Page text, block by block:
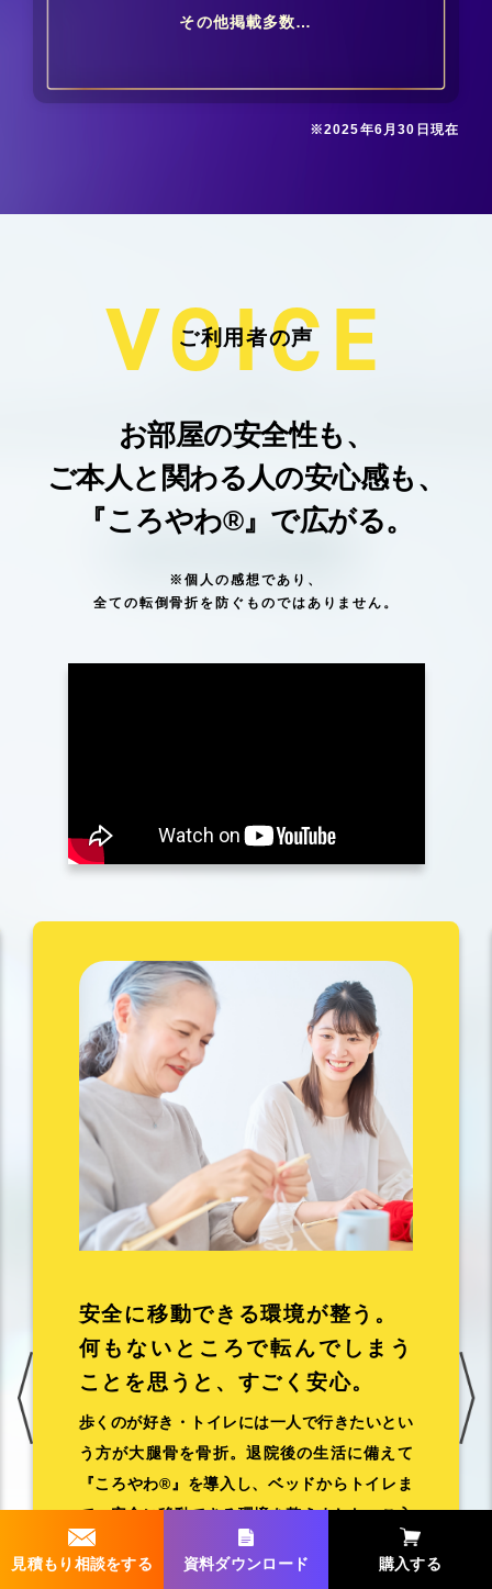
見積もり相談をする 資料ダウンロード 購入する
その他掲載多数…
※2025年6月30日現在
ご利用者の声
VOICE
お部屋の安全性も、
ご本人と関わる人の安心感も、
『ころやわ®︎』で広がる。
※個人の感想であり、
全ての転倒骨折を防ぐものではありません。
安全に移動できる環境が整う。
何もないところで転んでしまう
ことを思うと、すごく安心。
歩くのが好き・トイレには一人で行きたいとい
う方が大腿骨を骨折。退院後の生活に備えて
『ころやわ®︎』を導入し、ベッドからトイレま
で、安全に移動できる環境を整えました。ご入
居者様や「母には好きなだけ歩いてほしい」と
いうご家族の気持ちを大事にすることができま